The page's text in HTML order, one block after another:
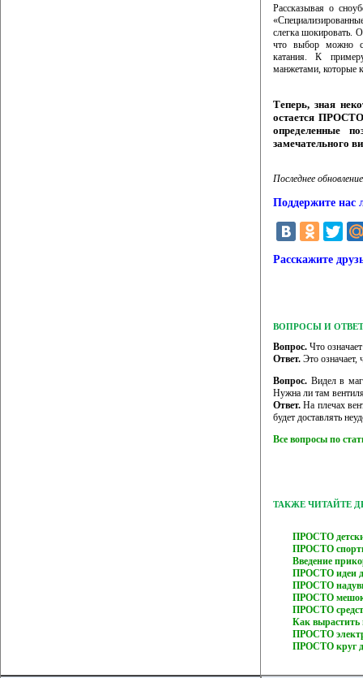
Рассказывая о
слегка шокировать.
что выбор можно
катания. К
манжетами, которые
Теперь, зная
остается ПРОСТО
определенные
замечательного
Последнее
Поддержите нас
Расскажите
ВОПРОСЫ И
Вопрос. Что
Ответ. Это
Вопрос. Видел в
Нужна ли там
Ответ. На плечах
будет доставлять
Все вопросы по
ТАКЖЕ ЧИТАЙТЕ
ПРОСТО
ПРОСТО
Введение
ПРОСТО идеи
ПРОСТО
ПРОСТО мешок
ПРОСТО
Как
ПРОСТО
ПРОСТО круг